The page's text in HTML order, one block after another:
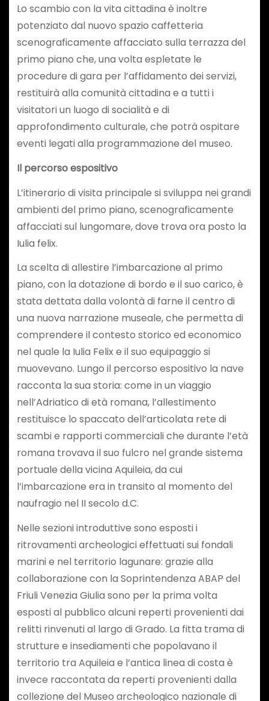
Lo scambio con la vita cittadina è inoltre
potenziato dal nuovo spazio caffetteria
scenograficamente affacciato sulla terrazza del
primo piano che, una volta espletate le
procedure di gara per l’affidamento dei servizi,
restituirà alla comunità cittadina e a tutti i
visitatori un luogo di socialità e di
approfondimento culturale, che potrà ospitare
eventi legati alla programmazione del museo.
Il percorso espositivo
L’itinerario di visita principale si sviluppa nei grandi
ambienti del primo piano, scenograficamente
affacciati sul lungomare, dove trova ora posto la
Iulia felix.
La scelta di allestire l’imbarcazione al primo
piano, con la dotazione di bordo e il suo carico, è
stata dettata dalla volontà di farne il centro di
una nuova narrazione museale, che permetta di
comprendere il contesto storico ed economico
nel quale la Iulia Felix e il suo equipaggio si
muovevano. Lungo il percorso espositivo la nave
racconta la sua storia: come in un viaggio
nell’Adriatico di età romana, l’allestimento
restituisce lo spaccato dell’articolata rete di
scambi e rapporti commerciali che durante l’età
romana trovava il suo fulcro nel grande sistema
portuale della vicina Aquileia, da cui
l’imbarcazione era in transito al momento del
naufragio nel II secolo d.C.
Nelle sezioni introduttive sono esposti i
ritrovamenti archeologici effettuati sui fondali
marini e nel territorio lagunare: grazie alla
collaborazione con la Soprintendenza ABAP del
Friuli Venezia Giulia sono per la prima volta
esposti al pubblico alcuni reperti provenienti dai
relitti rinvenuti al largo di Grado. La fitta trama di
strutture e insediamenti che popolavano il
territorio tra Aquileia e l’antica linea di costa è
invece raccontata da reperti provenienti dalla
collezione del Museo archeologico nazionale di